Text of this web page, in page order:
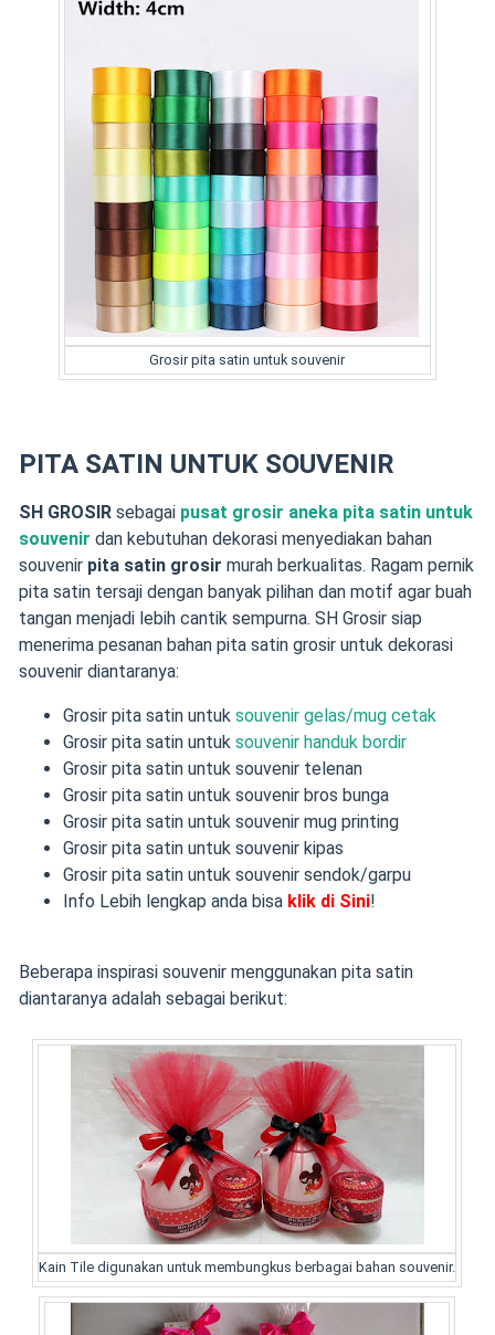
Grosir pita satin untuk souvenir
PITA SATIN UNTUK SOUVENIR
SH GROSIRsebagai pusat grosir aneka pita satin untuk
souvenir dan kebutuhan dekorasi menyediakan bahan
souvenir pita satin grosir murah berkualitas. Ragam pernik
pita satin tersaji dengan banyak pilihan dan motif agar buah
tangan menjadi lebih cantik sempurna. SH Grosir siap
menerima pesanan bahan pita satin grosir untuk dekorasi
souvenir diantaranya:
Grosir pita satin untuk souvenir gelas/mug cetak
Grosir pita satin untuk souvenir handuk bordir
Grosir pita satin untuk souvenir telenan
Grosir pita satin untuk souvenir bros bunga
Grosir pita satin untuk souvenir mug printing
Grosir pita satin untuk souvenir kipas
Grosir pita satin untuk souvenir sendok/garpu
Info Lebih lengkap anda bisa klik di Sini!
Beberapa inspirasi souvenir menggunakan pita satin
diantaranya adalah sebagai berikut:
Kain Tile digunakan untuk membungkus berbagai bahan souvenir.